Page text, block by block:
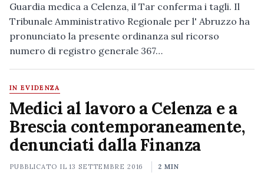
Guardia medica a Celenza, il Tar conferma i tagli. Il
Tribunale Amministrativo Regionale per l' Abruzzo ha
pronunciato la presente ordinanza sul ricorso
numero di registro generale 367…
IN EVIDENZA
Medici al lavoro a Celenza e a
Brescia contemporaneamente,
denunciati dalla Finanza
PUBBLICATO IL13 SETTEMBRE 2016 2 MIN